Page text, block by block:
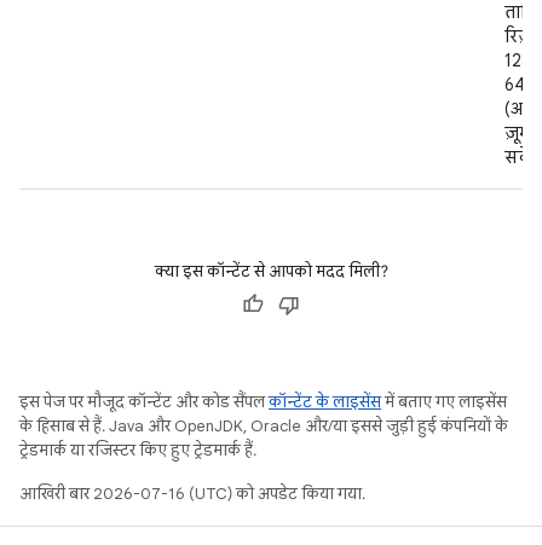
ज़ूम
सके.
क्या इस कॉन्टेंट से आपको मदद मिली?
इस पेज पर मौजूद कॉन्टेंट और कोड सैंपलकॉन्टेंट के लाइसेंसमें बताए गए लाइसेंस
के हिसाब से हैं. Java और OpenJDK, Oracle और/या इससे जुड़ी हुई कंपनियों के
ट्रेडमार्क या रजिस्टर किए हुए ट्रेडमार्क हैं.
आखिरी बार 2026-07-16 (UTC) को अपडेट किया गया.